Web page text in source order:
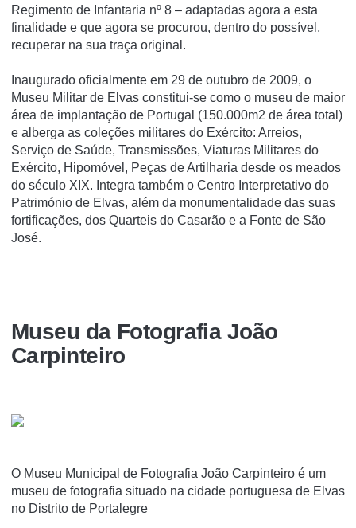
Regimento de Infantaria nº 8 – adaptadas agora a esta
finalidade e que agora se procurou, dentro do possível,
recuperar na sua traça original.
Inaugurado oficialmente em 29 de outubro de 2009, o
Museu Militar de Elvas constitui-se como o museu de maior
área de implantação de Portugal (150.000m2 de área total)
e alberga as coleções militares do Exército: Arreios,
Serviço de Saúde, Transmissões, Viaturas Militares do
Exército, Hipomóvel, Peças de Artilharia desde os meados
do século XIX. Integra também o Centro Interpretativo do
Património de Elvas, além da monumentalidade das suas
fortificações, dos Quarteis do Casarão e a Fonte de São
José.
Museu da Fotografia João
Carpinteiro
O Museu Municipal de Fotografia João Carpinteiro é um
museu de fotografia situado na cidade portuguesa de Elvas
no Distrito de Portalegre